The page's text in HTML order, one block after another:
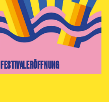
FESTIVAL­ERÖFFNUNG